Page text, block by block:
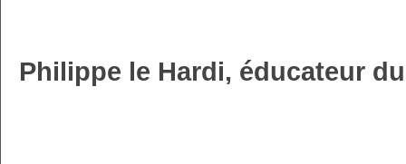
Philippe le Hardi, éducateur